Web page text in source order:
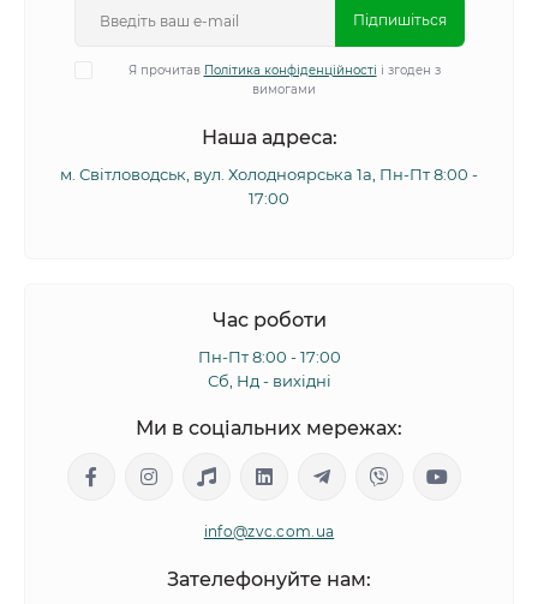
Підпишіться
Я прочитав Політика конфіденційності і згоден з
вимогами
Наша адреса:
м. Світловодськ, вул. Холодноярська 1а, Пн-Пт 8:00 -
17:00
Час роботи
Пн-Пт 8:00 - 17:00
Сб, Нд - вихідні
Ми в соціальних мережах:
info@zvc.com.ua
Зателефонуйте нам: